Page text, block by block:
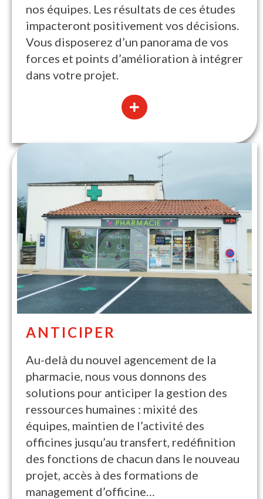
nos équipes. Les résultats de ces études
impacteront positivement vos décisions.
Vous disposerez d’un panorama de vos
forces et points d’amélioration à intégrer
dans votre projet.
ANTICIPER
Au-delà du nouvel agencement de la
pharmacie, nous vous donnons des
solutions pour anticiper la gestion des
ressources humaines : mixité des
équipes, maintien de l’activité des
officines jusqu’au transfert, redéfinition
des fonctions de chacun dans le nouveau
projet, accès à des formations de
management d’officine…